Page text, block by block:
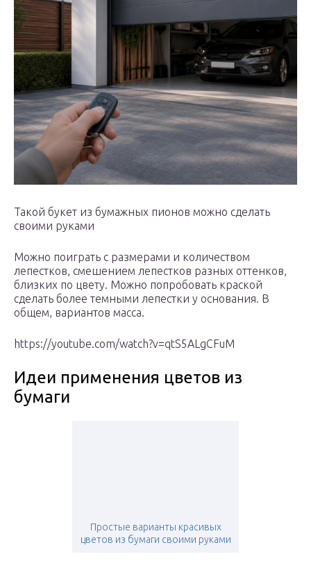
Такой букет из бумажных пионов можно сделать
своими руками
Можно поиграть с размерами и количеством
лепестков, смешением лепестков разных оттенков,
близких по цвету. Можно попробовать краской
сделать более темными лепестки у основания. В
общем, вариантов масса.
https://youtube.com/watch?v=qtS5ALgCFuM
Идеи применения цветов из
бумаги
Простые варианты красивых
цветов из бумаги своими руками